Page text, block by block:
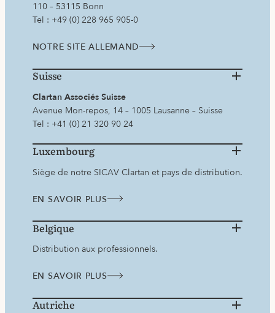
110 – 53115 Bonn
Tel : +49 (0) 228 965 905-0
NOTRE SITE ALLEMAND
Suisse
Clartan Associés Suisse
Avenue Mon-repos, 14 – 1005 Lausanne – Suisse
Tel : +41 (0) 21 320 90 24
Luxembourg
Siège de notre SICAV Clartan et pays de distribution.
EN SAVOIR PLUS
Belgique
Distribution aux professionnels.
EN SAVOIR PLUS
Autriche